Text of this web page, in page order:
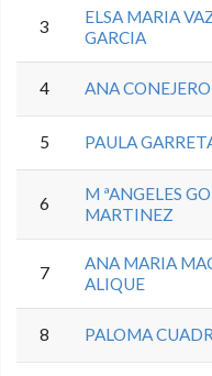
3
ELSA MARIA
GARCIA
4 ANA
5 PAULA
6
M ªANGELES
MARTINEZ
7
ANA MARIA
ALIQUE
8 PALOMA